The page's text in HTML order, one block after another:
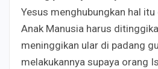
Yesus menghubungkan hal
Anak Manusia harus
meninggikan ular di padang
melakukannya supaya orang